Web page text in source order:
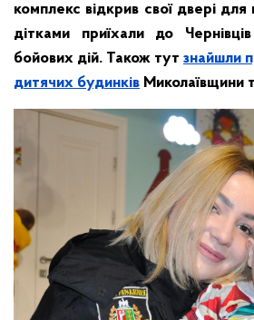
комплекс відкрив свої двері для
дітками приїхали до
бойових дій. Також тут знайшли
дитячих будинків Миколаївщини